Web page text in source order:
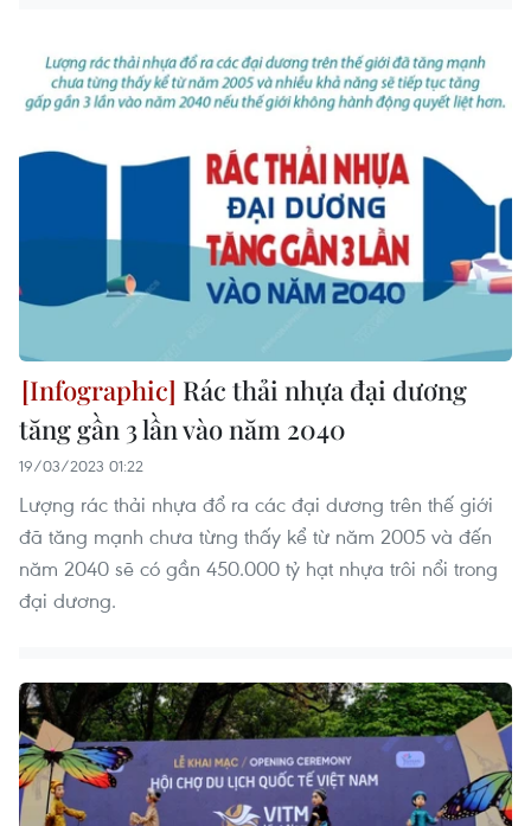
Rác thải nhựa đại dương
tăng gần 3 lần vào năm 2040
19/03/2023 01:22
Lượng rác thải nhựa đổ ra các đại dương trên thế giới
đã tăng mạnh chưa từng thấy kể từ năm 2005 và đến
năm 2040 sẽ có gần 450.000 tỷ hạt nhựa trôi nổi trong
đại dương.
vietnamplus.vn
Cần Thơ: Khởi tố 19 bị can trong vụ dàn cảnh
vietnamplus.vn
Đề xuất hơn 65.500 tỷ đồng đầu tư Dự án
đường cao tốc nối Lai Châu-Lào Cai